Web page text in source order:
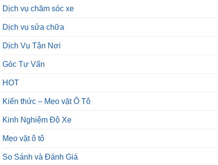
Dịch vụ chăm sóc xe
Dịch vụ sửa chữa
Dịch Vụ Tận Nơi
Góc Tư Vấn
HOT
Kiến thức – Mẹo vặt Ô Tô
Kinh Nghiệm Độ Xe
Mẹo vặt ô tô
So Sánh và Đánh Giá